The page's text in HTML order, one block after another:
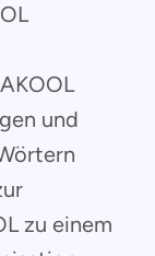
und
zu einem